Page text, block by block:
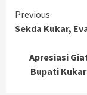
Continue
Reading
Previous
Sekda Kukar,
Apresiasi
Bupati